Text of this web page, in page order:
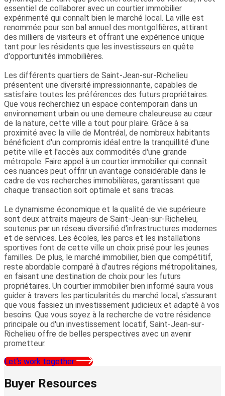
essentiel de collaborer avec un courtier immobilier
expérimenté qui connaît bien le marché local. La ville est
renommée pour son bal annuel des montgolfières, attirant
des milliers de visiteurs et offrant une expérience unique
tant pour les résidents que les investisseurs en quête
d'opportunités immobilières.
Les différents quartiers de Saint-Jean-sur-Richelieu
présentent une diversité impressionnante, capables de
satisfaire toutes les préférences des futurs propriétaires.
Que vous recherchiez un espace contemporain dans un
environnement urbain ou une demeure chaleureuse au cœur
de la nature, cette ville a tout pour plaire. Grâce à sa
proximité avec la ville de Montréal, de nombreux habitants
bénéficient d'un compromis idéal entre la tranquillité d'une
petite ville et l'accès aux commodités d'une grande
métropole. Faire appel à un courtier immobilier qui connaît
ces nuances peut offrir un avantage considérable dans le
cadre de vos recherches immobilières, garantissant que
chaque transaction soit optimale et sans tracas.
Le dynamisme économique et la qualité de vie supérieure
sont deux attraits majeurs de Saint-Jean-sur-Richelieu,
soutenus par un réseau diversifié d'infrastructures modernes
et de services. Les écoles, les parcs et les installations
sportives font de cette ville un choix prisé pour les jeunes
familles. De plus, le marché immobilier, bien que compétitif,
reste abordable comparé à d'autres régions métropolitaines,
en faisant une destination de choix pour les futurs
propriétaires. Un courtier immobilier bien informé saura vous
guider à travers les particularités du marché local, s'assurant
que vous fassiez un investissement judicieux et adapté à vos
besoins. Que vous soyez à la recherche de votre résidence
principale ou d'un investissement locatif, Saint-Jean-sur-
Richelieu offre de belles perspectives avec un avenir
prometteur.
Let’s work together
Buyer Resources